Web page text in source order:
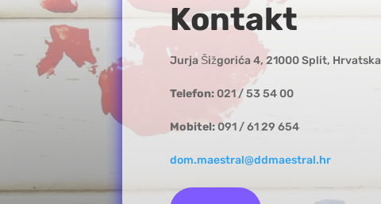
Kontakt
Jurja Šižgorića 4, 21000 Split, Hrvatska
Telefon:021 / 53 54 00
Mobitel:091 / 61 29 654
dom.maestral@ddmaestral.hr